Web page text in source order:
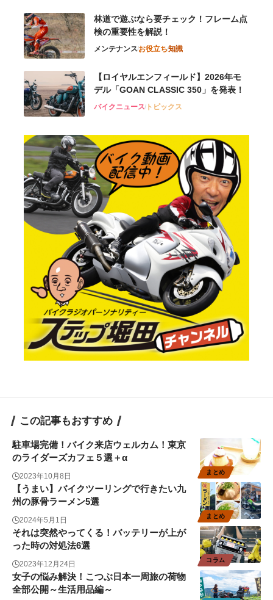
林道で遊ぶなら要チェック！フレーム点
検の重要性を解説！
メンテナンスお役立ち知識
【ロイヤルエンフィールド】2026年モ
デル「GOAN CLASSIC 350」を発表！
バイクニューストピックス
この記事もおすすめ
まとめ
駐車場完備！バイク来店ウェルカム！東京
のライダーズカフェ５選＋α
2023年10月8日
まとめ
【うまい】バイクツーリングで行きたい九
州の豚骨ラーメン5選
2024年5月1日
コラム
それは突然やってくる！バッテリーが上が
った時の対処法6選
2023年12月24日
女子の悩み解決！こつぶ日本一周旅の荷物
全部公開～生活用品編～